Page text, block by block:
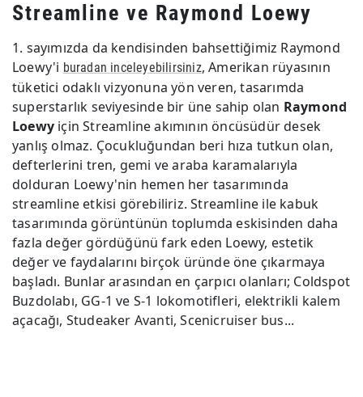
Streamline ve Raymond Loewy
1. sayımızda da kendisinden bahsettiğimiz Raymond
Loewy'i buradan inceleyebilirsiniz, Amerikan rüyasının
tüketici odaklı vizyonuna yön veren, tasarımda
superstarlık seviyesinde bir üne sahip olan Raymond
Loewy için Streamline akımının öncüsüdür desek
yanlış olmaz. Çocukluğundan beri hıza tutkun olan,
defterlerini tren, gemi ve araba karamalarıyla
dolduran Loewy'nin hemen her tasarımında
streamline etkisi görebiliriz. Streamline ile kabuk
tasarımında görüntünün toplumda eskisinden daha
fazla değer gördüğünü fark eden Loewy, estetik
değer ve faydalarını birçok üründe öne çıkarmaya
başladı. Bunlar arasından en çarpıcı olanları; Coldspot
Buzdolabı, GG-1 ve S-1 lokomotifleri, elektrikli kalem
açacağı, Studeaker Avanti, Scenicruiser bus...